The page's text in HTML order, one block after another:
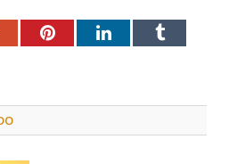
PinterestLinkedInTumblr